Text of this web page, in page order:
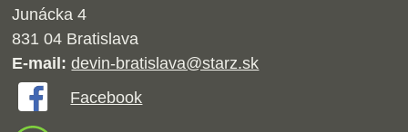
Junácka 4
831 04 Bratislava
E-mail: devin-bratislava@starz.sk
Facebook